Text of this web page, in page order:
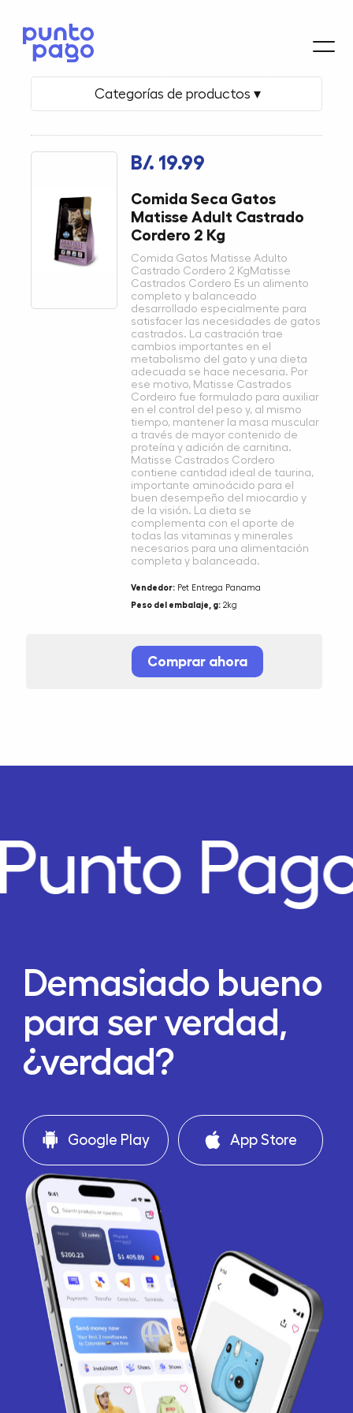
Categorías de productos ▾
B/. 19.99
Comida Seca Gatos
Matisse Adult Castrado
Cordero 2 Kg
Comida Gatos Matisse Adulto
Castrado Cordero 2 KgMatisse
Castrados Cordero Es un alimento
completo y balanceado
desarrollado especialmente para
satisfacer las necesidades de gatos
castrados. La castración trae
cambios importantes en el
metabolismo del gato y una dieta
adecuada se hace necesaria. Por
ese motivo, Matisse Castrados
Cordeiro fue formulado para auxiliar
en el control del peso y, al mismo
tiempo, mantener la masa muscular
a través de mayor contenido de
proteína y adición de carnitina.
Matisse Castrados Cordero
contiene cantidad ideal de taurina,
importante aminoácido para el
buen desempeño del miocardio y
de la visión. La dieta se
complementa con el aporte de
todas las vitaminas y minerales
necesarios para una alimentación
completa y balanceada.
Vendedor: Pet Entrega Panama
Peso del embalaje, g: 2kg
Comprar ahora
Demasiado bueno
para ser verdad,
¿verdad?
Google Play App Store